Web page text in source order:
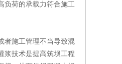
负荷的承载力符合施工
者施工管理不当导致混
浆技术是提高筑坝工程